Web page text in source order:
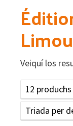
Veiquí los